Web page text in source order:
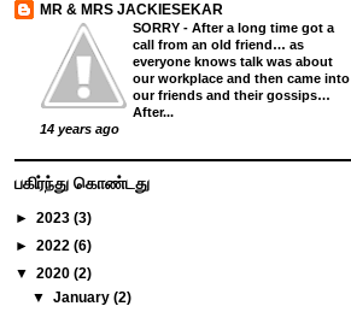
MR & MRS JACKIESEKAR
SORRY - After a long time got a
call from an old friend… as
everyone knows talk was about
our workplace and then came into
our friends and their gossips…
After...
14 years ago
பகிர்ந்து கொண்டது
► 2023 (3)
► 2022 (6)
▼ 2020 (2)
▼January(2)